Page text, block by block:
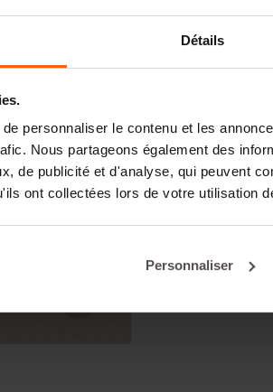
Détails
personnaliser le contenu et les
Nous partageons également des
de publicité et d'analyse, qui peuvent
ont collectées lors de votre utilisation
Personnaliser
revêtements peuvent être réutilisés
pour blocs de béton avant le coulage